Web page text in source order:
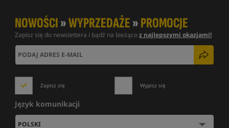
NOWOŚCI»WYPRZEDAŻE»PROMOCJE
Zapisz się do newslettera i bądź na bieżącoz najlepszymi okazjami!
Zapisz się Wypisz się
Język komunikacji